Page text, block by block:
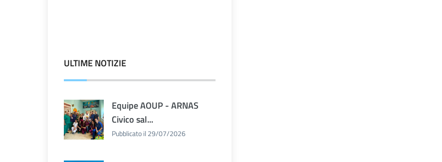
ULTIME NOTIZIE
Equipe AOUP - ARNAS
Civico sal...
Pubblicato il 29/07/2026